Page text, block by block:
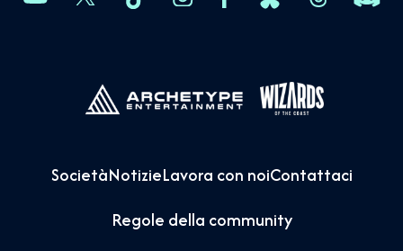
SocietàNotizieLavora con noiContattaci
Regole della community